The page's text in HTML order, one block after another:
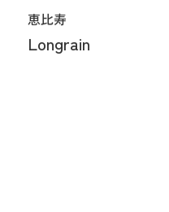
恵比寿
Longrain